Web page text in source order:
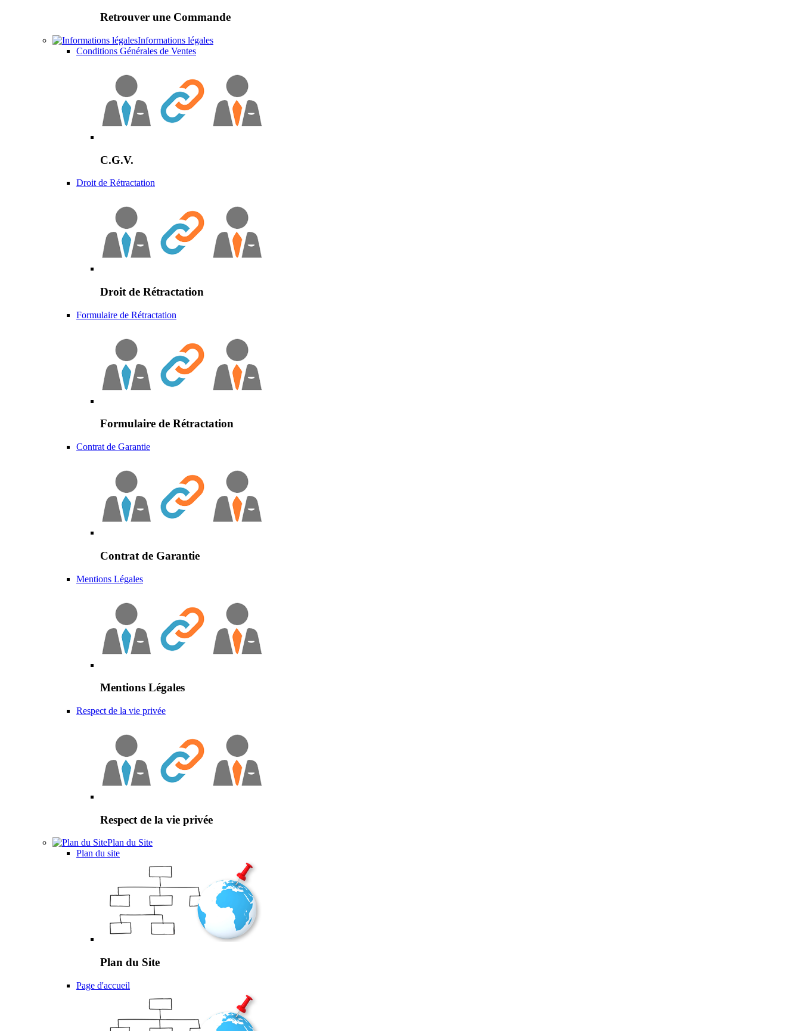
Retrouver une Commande
Informations légales
Conditions Générales de Ventes
C.G.V.
Droit de Rétractation
Droit de Rétractation
Formulaire de Rétractation
Formulaire de Rétractation
Contrat de Garantie
Contrat de Garantie
Mentions Légales
Mentions Légales
Respect de la vie privée
Respect de la vie privée
Plan du Site
Plan du site
Plan du Site
Page d'accueil